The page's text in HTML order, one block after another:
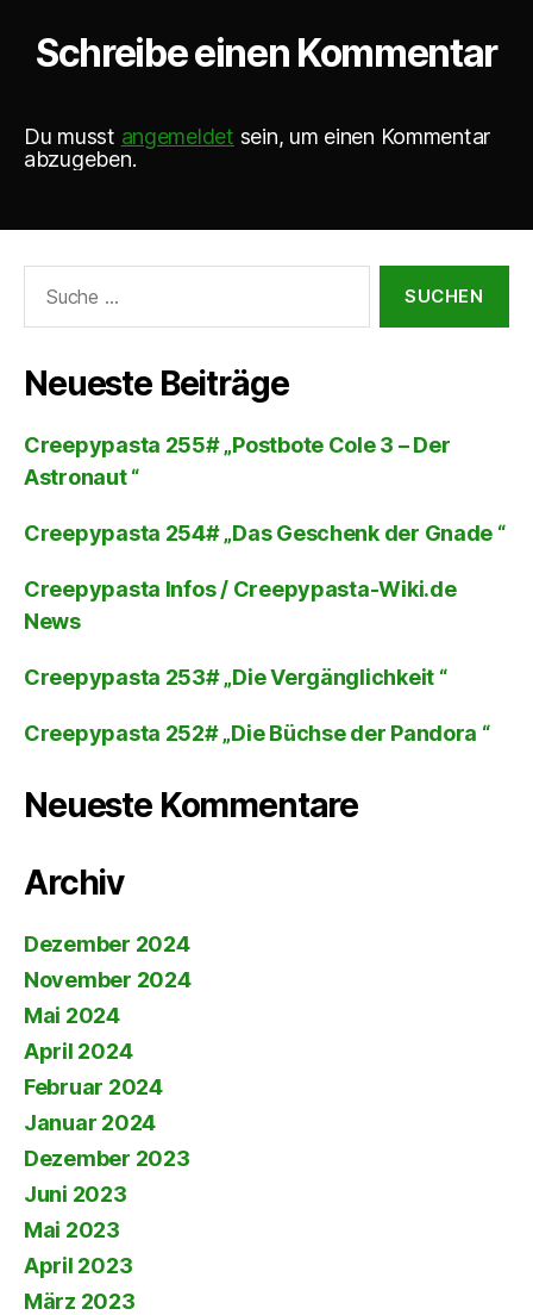
Schreibe einen Kommentar
Du musst angemeldet sein, um einen Kommentar
abzugeben.
nach:
Neueste Beiträge
Creepypasta 255# „Postbote Cole 3 – Der
Astronaut “
Creepypasta 254# „Das Geschenk der Gnade “
Creepypasta Infos / Creepypasta-Wiki.de
News
Creepypasta 253# „Die Vergänglichkeit “
Creepypasta 252# „Die Büchse der Pandora “
Neueste Kommentare
Archiv
Dezember 2024
November 2024
Mai 2024
April 2024
Februar 2024
Januar 2024
Dezember 2023
Juni 2023
Mai 2023
April 2023
März 2023